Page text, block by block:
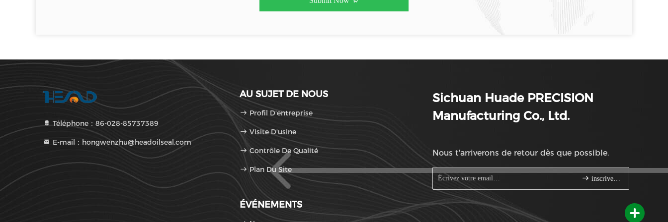
Téléphone：86-028-85737389
E-mail：hongwenzhu@headoilseal.com
AU SUJET DE NOUS
Profil D'entreprise
Visite D'usine
Contrôle De Qualité
Plan Du Site
ÉVÉNEMENTS
Sichuan Huade PRECISION
Manufacturing Co., Ltd.
Nous t'arriverons de retour dès que possible.
inscrivez-vous